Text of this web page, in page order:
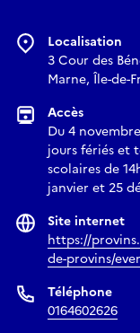
Localisation
3 Cour des
Marne, Île-de-
Accès
Du 4
jours fériés et
scolaires de
janvier et 25
Site internet
https://
de-provins/
Téléphone
0164602626